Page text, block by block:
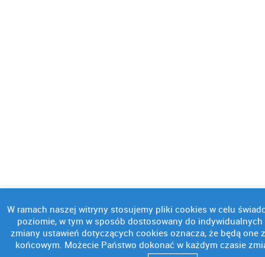
W ramach naszej witryny stosujemy pliki cookies w celu
poziomie, w tym w sposób dostosowany do
zmiany ustawień dotyczących cookies oznacza, że będą one
końcowym. Możecie Państwo dokonać w każdym czasie